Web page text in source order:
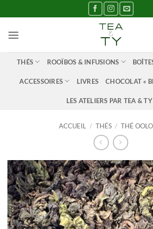
au
contenu
THÉS ROOÏBOS & INFUSIONS
ACCESSOIRES LIVRES CHOCOLAT «
LES ATELIERS PAR TEA & TY
ACCUEIL / THÉS / THÉ